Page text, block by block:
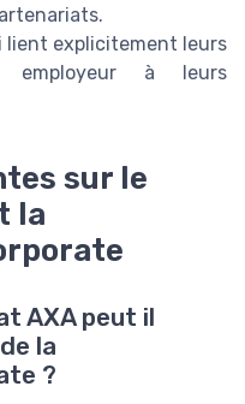
lient explicitement leurs
employeur à leurs
sur le
la
AXA peut il
la
?